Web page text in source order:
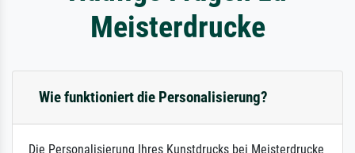
Meisterdrucke
Wie funktioniert die Personalisierung?
Die Personalisierung Ihres Kunstdrucks bei Meisterdrucke